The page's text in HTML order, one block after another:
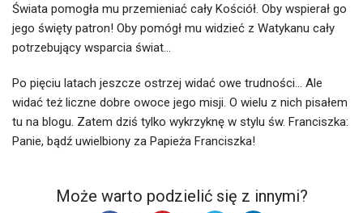
Świata pomogła mu przemieniać cały Kościół. Oby wspierał go
jego święty patron! Oby pomógł mu widzieć z Watykanu cały
potrzebujący wsparcia świat…
Po pięciu latach jeszcze ostrzej widać owe trudności… Ale
widać też liczne dobre owoce jego misji. O wielu z nich pisałem
tu na blogu. Zatem dziś tylko wykrzyknę w stylu św. Franciszka:
Panie, bądź uwielbiony za Papieża Franciszka!
Może warto podzielić się z innymi?